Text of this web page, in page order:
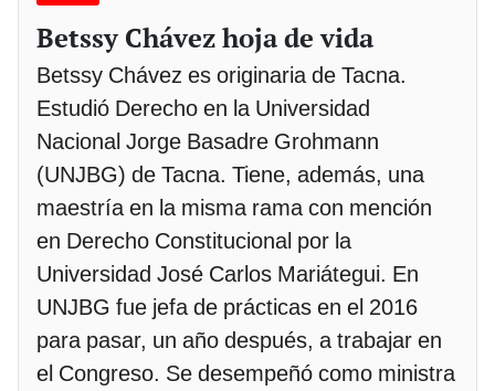
Betssy Chávez hoja de vida
Betssy Chávez es originaria de Tacna.
Estudió Derecho en la Universidad
Nacional Jorge Basadre Grohmann
(UNJBG) de Tacna. Tiene, además, una
maestría en la misma rama con mención
en Derecho Constitucional por la
Universidad José Carlos Mariátegui. En
UNJBG fue jefa de prácticas en el 2016
para pasar, un año después, a trabajar en
el Congreso. Se desempeñó como ministra